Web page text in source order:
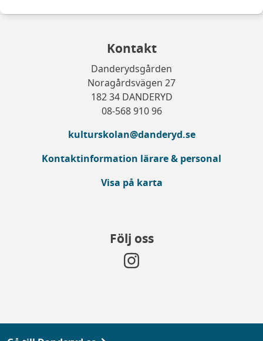
Kontakt
Danderydsgården
Noragårdsvägen 27
182 34 DANDERYD
08-568 910 96
kulturskolan@danderyd.se
Kontaktinformation lärare & personal
Visa på karta
Följ oss